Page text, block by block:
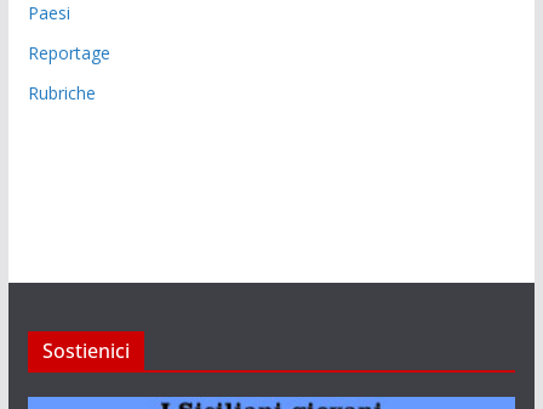
Paesi
Reportage
Rubriche
Sostienici